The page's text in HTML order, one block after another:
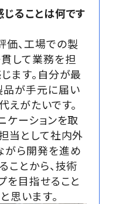
ることは何です
、工場での製
して業務を担
ます。自分が最
品が手元に届い
えがたいです。
ケーションを取
当として社内外
がら開発を進め
ことから、技術
を目指せること
思います。